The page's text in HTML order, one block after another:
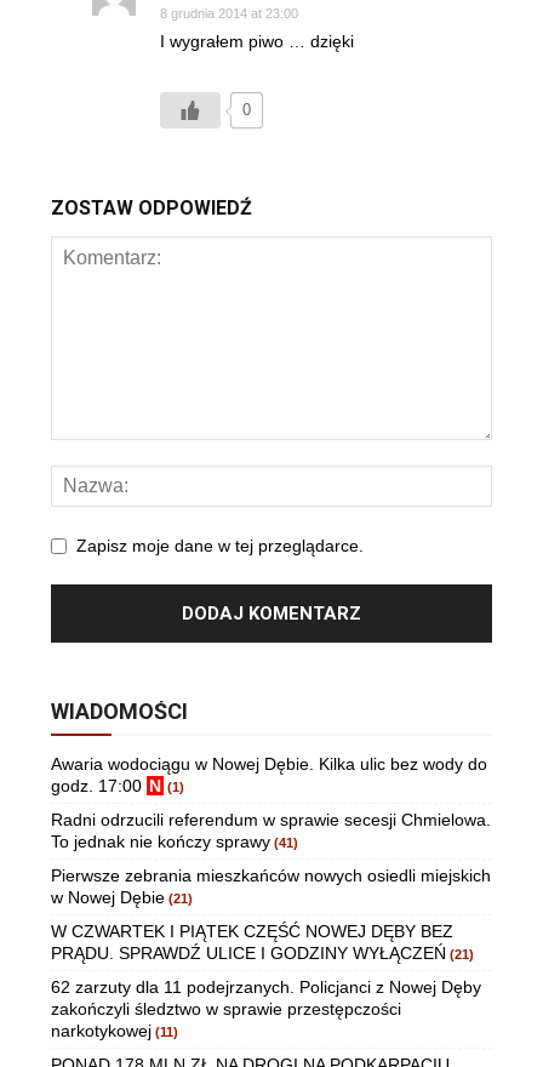
8 grudnia 2014 at 23:00
I wygrałem piwo … dzięki
0
ZOSTAW ODPOWIEDŹ
Zapisz moje dane w tej przeglądarce.
WIADOMOŚCI
Awaria wodociągu w Nowej Dębie. Kilka ulic bez wody do
godz. 17:00 N (1)
Radni odrzucili referendum w sprawie secesji Chmielowa.
To jednak nie kończy sprawy (41)
Pierwsze zebrania mieszkańców nowych osiedli miejskich
w Nowej Dębie (21)
W CZWARTEK I PIĄTEK CZĘŚĆ NOWEJ DĘBY BEZ
PRĄDU. SPRAWDŹ ULICE I GODZINY WYŁĄCZEŃ (21)
62 zarzuty dla 11 podejrzanych. Policjanci z Nowej Dęby
zakończyli śledztwo w sprawie przestępczości
narkotykowej (11)